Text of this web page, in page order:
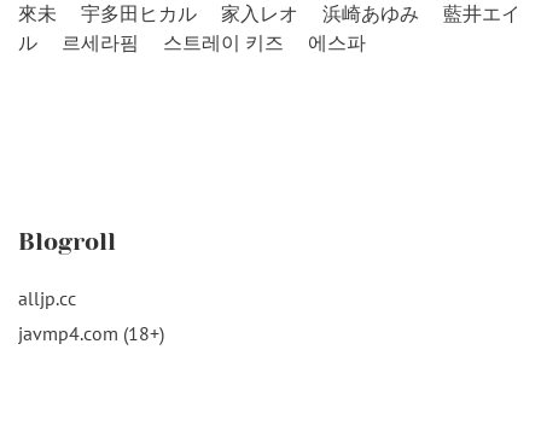
來未
宇多田ヒカル 家入レオ 浜崎あゆみ
藍井エイ
ル
르세라핌 스트레이 키즈 에스파
Blogroll
alljp.cc
javmp4.com (18+)